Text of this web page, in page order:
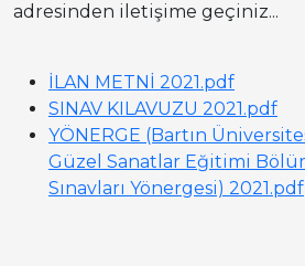
adresinden iletişime geçiniz...
İLAN METNİ 2021.pdf
SINAV KILAVUZU 2021.pdf
YÖNERGE (Bartın
Güzel Sanatlar Eğitimi
Sınavları Yönergesi) 2021.pdf